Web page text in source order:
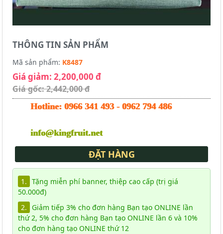
THÔNG TIN SẢN PHẨM
Mã sản phẩm: K8487
Giá giảm: 2,200,000 đ
Giá gốc: 2,442,000 đ
Hotline: 0966 341 493 - 0962 794 486
info@kingfruit.net
ĐẶT HÀNG
1. Tặng miễn phí banner, thiệp cao cấp (trị giá
50.000đ)
2.
Giảm tiếp 3% cho đơn hàng Bạn tạo ONLINE lần
thứ 2, 5% cho đơn hàng Bạn tạo ONLINE lần 6 và 10%
cho đơn hàng tạo ONLINE thứ 12